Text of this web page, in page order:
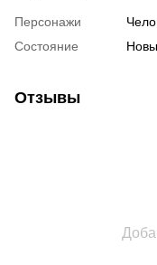
Персонажи
Состояние
Отзывы